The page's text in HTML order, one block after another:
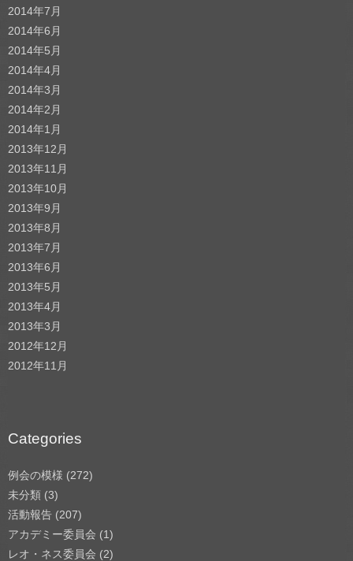
2014年7月
2014年6月
2014年5月
2014年4月
2014年3月
2014年2月
2014年1月
2013年12月
2013年11月
2013年10月
2013年9月
2013年8月
2013年7月
2013年6月
2013年5月
2013年4月
2013年3月
2012年12月
2012年11月
Categories
例会の模様 (272)
未分類 (3)
活動報告 (207)
アカデミー委員会 (1)
レオ・ネス委員会 (2)